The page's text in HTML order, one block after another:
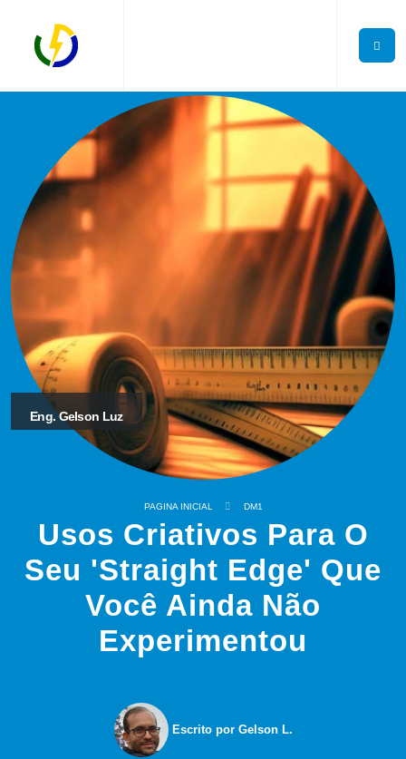
Eng. Gelson Luz
PAGINA INICIAL DM1
Usos Criativos Para O
Seu 'Straight Edge' Que
Você Ainda Não
Experimentou
Escrito por Gelson L.